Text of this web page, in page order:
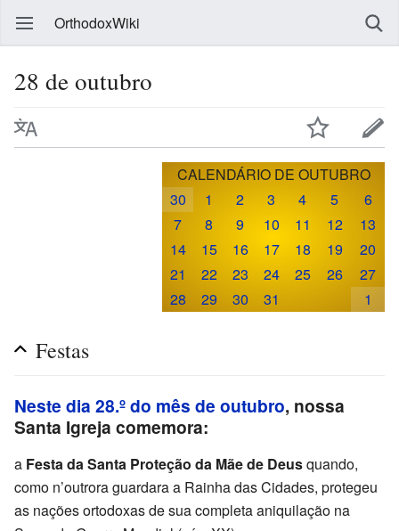
OrthodoxWiki
28 de outubro
CALENDÁRIO DE OUTUBRO
30
1 2 3 4 5
6
7
8 9 10 11 12
13
14
15 16 17 18 19
20
21
22 23 24 25 26
27
28
29 30 31 1
Festas
Neste dia 28.º do mês de outubro, nossa
Santa Igreja comemora:
a Festa da Santa Proteção da Mãe de Deusquando,
como n’outrora guardara a Rainha das Cidades, protegeu
as nações ortodoxas de sua completa aniquilação na